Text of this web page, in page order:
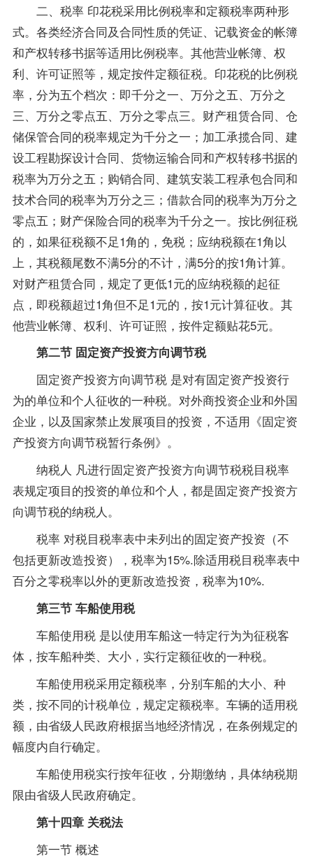
二、税率 印花税采用比例税率和定额税率两种形
式。各类经济合同及合同性质的凭证、记载资金的帐簿
和产权转移书据等适用比例税率。其他营业帐簿、权
利、许可证照等，规定按件定额征税。印花税的比例税
率，分为五个档次：即千分之一、万分之五、万分之
三、万分之零点五、万分之零点三。财产租赁合同、仓
储保管合同的税率规定为千分之一；加工承揽合同、建
设工程勘探设计合同、货物运输合同和产权转移书据的
税率为万分之五；购销合同、建筑安装工程承包合同和
技术合同的税率为万分之三；借款合同的税率为万分之
零点五；财产保险合同的税率为千分之一。按比例征税
的，如果征税额不足1角的，免税；应纳税额在1角以
上，其税额尾数不满5分的不计，满5分的按1角计算。
对财产租赁合同，规定了更低1元的应纳税额的起征
点，即税额超过1角但不足1元的，按1元计算征收。其
他营业帐簿、权利、许可证照，按件定额贴花5元。
第二节 固定资产投资方向调节税
固定资产投资方向调节税 是对有固定资产投资行
为的单位和个人征收的一种税。对外商投资企业和外国
企业，以及国家禁止发展项目的投资，不适用《固定资
产投资方向调节税暂行条例》。
纳税人 凡进行固定资产投资方向调节税税目税率
表规定项目的投资的单位和个人，都是固定资产投资方
向调节税的纳税人。
税率 对税目税率表中未列出的固定资产投资（不
包括更新改造投资），税率为15%.除适用税目税率表中
百分之零税率以外的更新改造投资，税率为10%.
第三节 车船使用税
车船使用税 是以使用车船这一特定行为为征税客
体，按车船种类、大小，实行定额征收的一种税。
车船使用税采用定额税率，分别车船的大小、种
类，按不同的计税单位，规定定额税率。车辆的适用税
额，由省级人民政府根据当地经济情况，在条例规定的
幅度内自行确定。
车船使用税实行按年征收，分期缴纳，具体纳税期
限由省级人民政府确定。
第十四章 关税法
第一节 概述